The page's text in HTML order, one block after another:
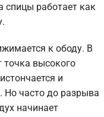
спицы работает как
к ободу. В
точка высокого
и
Но часто до разрыва
начинает